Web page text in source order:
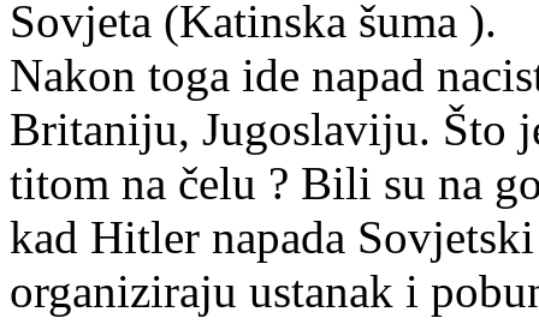
Sovjeta (Katinska šuma ).
Nakon toga ide napad
Britaniju, Jugoslaviju. Što
titom na čelu ? Bili su na
kad Hitler napada
organiziraju ustanak i